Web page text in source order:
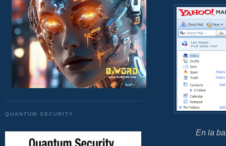
QUANTUM SECURITY
En la